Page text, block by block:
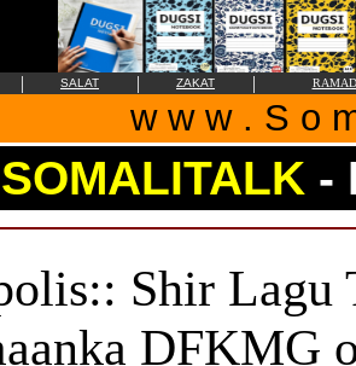
| SALAT | ZAKAT |
w w w . S o
SOMALITALK -
Shir Lagu
DFKMG